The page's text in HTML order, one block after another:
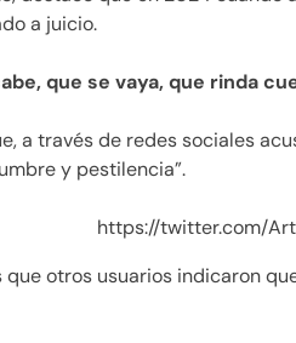
a juicio.
que se vaya, que rinda
a través de redes sociales
y pestilencia”.
https://twitter.com/
que otros usuarios indicaron